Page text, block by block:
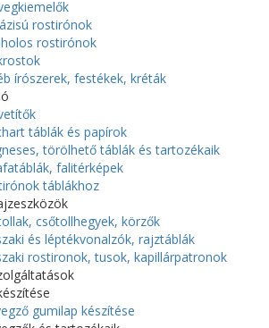
rostirónok
rostirónok
írószerek, festékek, kréták
táblák és papírok
törölhető táblák és tartozékaik
falitérképek
táblákhoz
csőtollhegyek, körzők
és léptékvonalzók, rajztáblák
rostironok, tusok, kapillárpatronok
gumilap készítése